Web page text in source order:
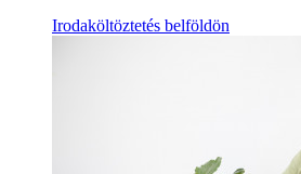
Irodaköltöztetés belföldön